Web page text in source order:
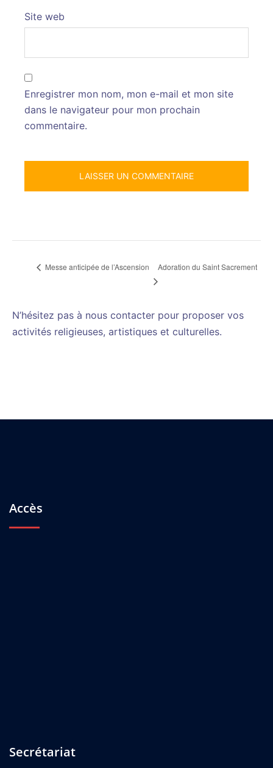
Site web
Enregistrer mon nom, mon e-mail et mon site
dans le navigateur pour mon prochain
commentaire.
Messe anticipée de l’Ascension Adoration du Saint Sacrement
N’hésitez pas à nous contacter pour proposer vos
activités religieuses, artistiques et culturelles.
Accès
Secrétariat